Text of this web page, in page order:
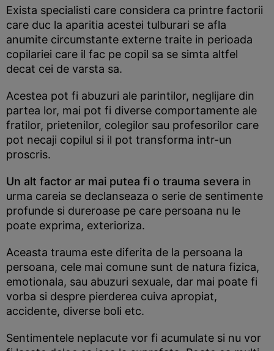
Exista specialisti care considera ca printre factorii
care duc la aparitia acestei tulburari se afla
anumite circumstante externe traite in perioada
copilariei care il fac pe copil sa se simta altfel
decat cei de varsta sa.
Acestea pot fi abuzuri ale parintilor, neglijare din
partea lor, mai pot fi diverse comportamente ale
fratilor, prietenilor, colegilor sau profesorilor care
pot necaji copilul si il pot transforma intr-un
proscris.
Un alt factor ar mai putea fi o trauma severa in
urma careia se declanseaza o serie de sentimente
profunde si dureroase pe care persoana nu le
poate exprima, exterioriza.
Aceasta trauma este diferita de la persoana la
persoana, cele mai comune sunt de natura fizica,
emotionala, sau abuzuri sexuale, dar mai poate fi
vorba si despre pierderea cuiva apropiat,
accidente, diverse boli etc.
Sentimentele neplacute vor fi acumulate si nu vor